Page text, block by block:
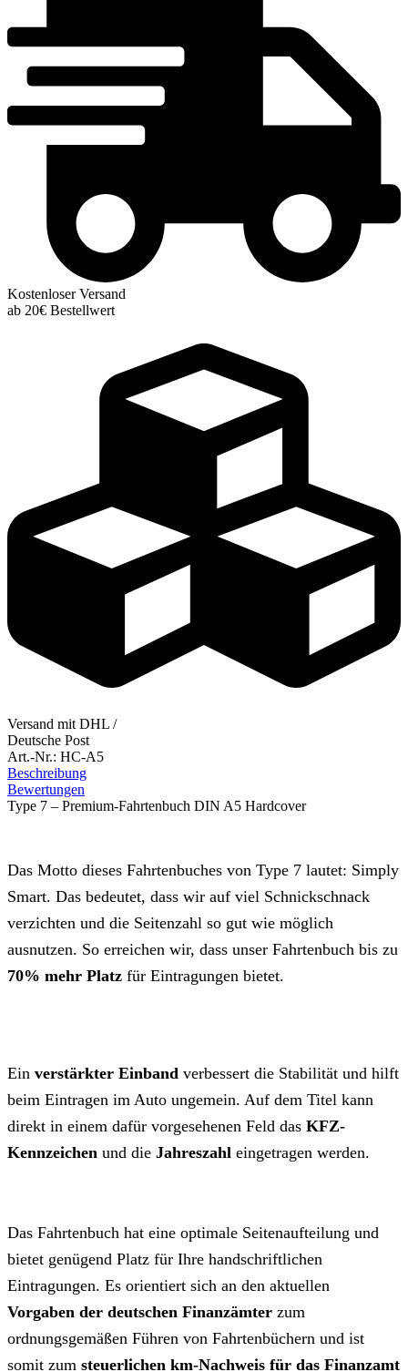
Kostenloser Versand
ab 20€ Bestellwert
Versand mit DHL /
Deutsche Post
Art.-Nr.: HC-A5
Beschreibung
Bewertungen
Type 7 – Premium-Fahrtenbuch DIN A5 Hardcover
Das Motto dieses Fahrtenbuches von Type 7 lautet: Simply
Smart. Das bedeutet, dass wir auf viel Schnickschnack
verzichten und die Seitenzahl so gut wie möglich
ausnutzen. So erreichen wir, dass unser Fahrtenbuch bis zu
70% mehr Platz für Eintragungen bietet.
Ein verstärkter Einband verbessert die Stabilität und hilft
beim Eintragen im Auto ungemein. Auf dem Titel kann
direkt in einem dafür vorgesehenen Feld das KFZ-
Kennzeichen und die Jahreszahl eingetragen werden.
Das Fahrtenbuch hat eine optimale Seitenaufteilung und
bietet genügend Platz für Ihre handschriftlichen
Eintragungen. Es orientiert sich an den aktuellen
Vorgaben der deutschen Finanzämter zum
ordnungsgemäßen Führen von Fahrtenbüchern und ist
somit zum steuerlichen km-Nachweis für das Finanzamt